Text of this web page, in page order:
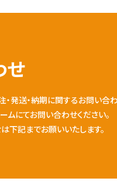
せ
・発送・納期に関するお問い合
ムにてお問い合わせください。
下記までお願いいたします。